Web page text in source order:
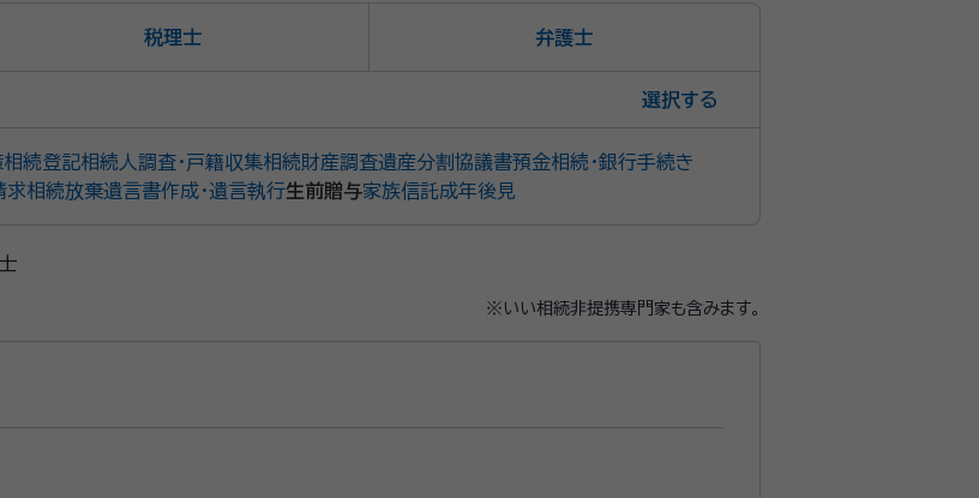
税理士 弁護士
選択
相続登記相続人調査・戸籍収集相続財産調査遺産分割協議書預金相続・銀行手続き
求相続放棄遺言書作成・遺言執行生前贈与家族信託成年後見
※いい相続非提携専門家も含みます。